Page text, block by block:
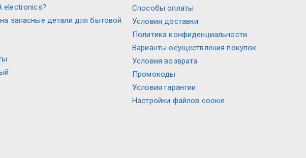
electronics?
запасные детали для бытовой
Способы оплаты
Условия доставки
Политика конфиденциальности
Варианты осуществления покупок
Условия возврата
Промокоды
Условия гарантии
Настройки файлов соокіе